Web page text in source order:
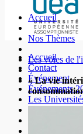
Accueil
Contact
Événement
Événements
Les
Accueil
Nos Thèmes
Les voies de
« La vie